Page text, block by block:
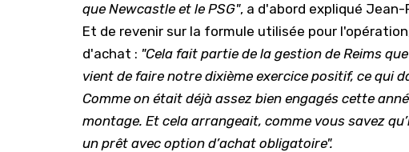
que Newcastle et le PSG", a d'abord expliqué
Et de revenir sur la formule utilisée pour
d'achat : "Cela fait partie de la gestion de Reims
vient de faire notre dixième exercice positif, ce qui
Comme on était déjà assez bien engagés cette
montage. Et cela arrangeait, comme vous savez
un prêt avec option d’achat obligatoire".